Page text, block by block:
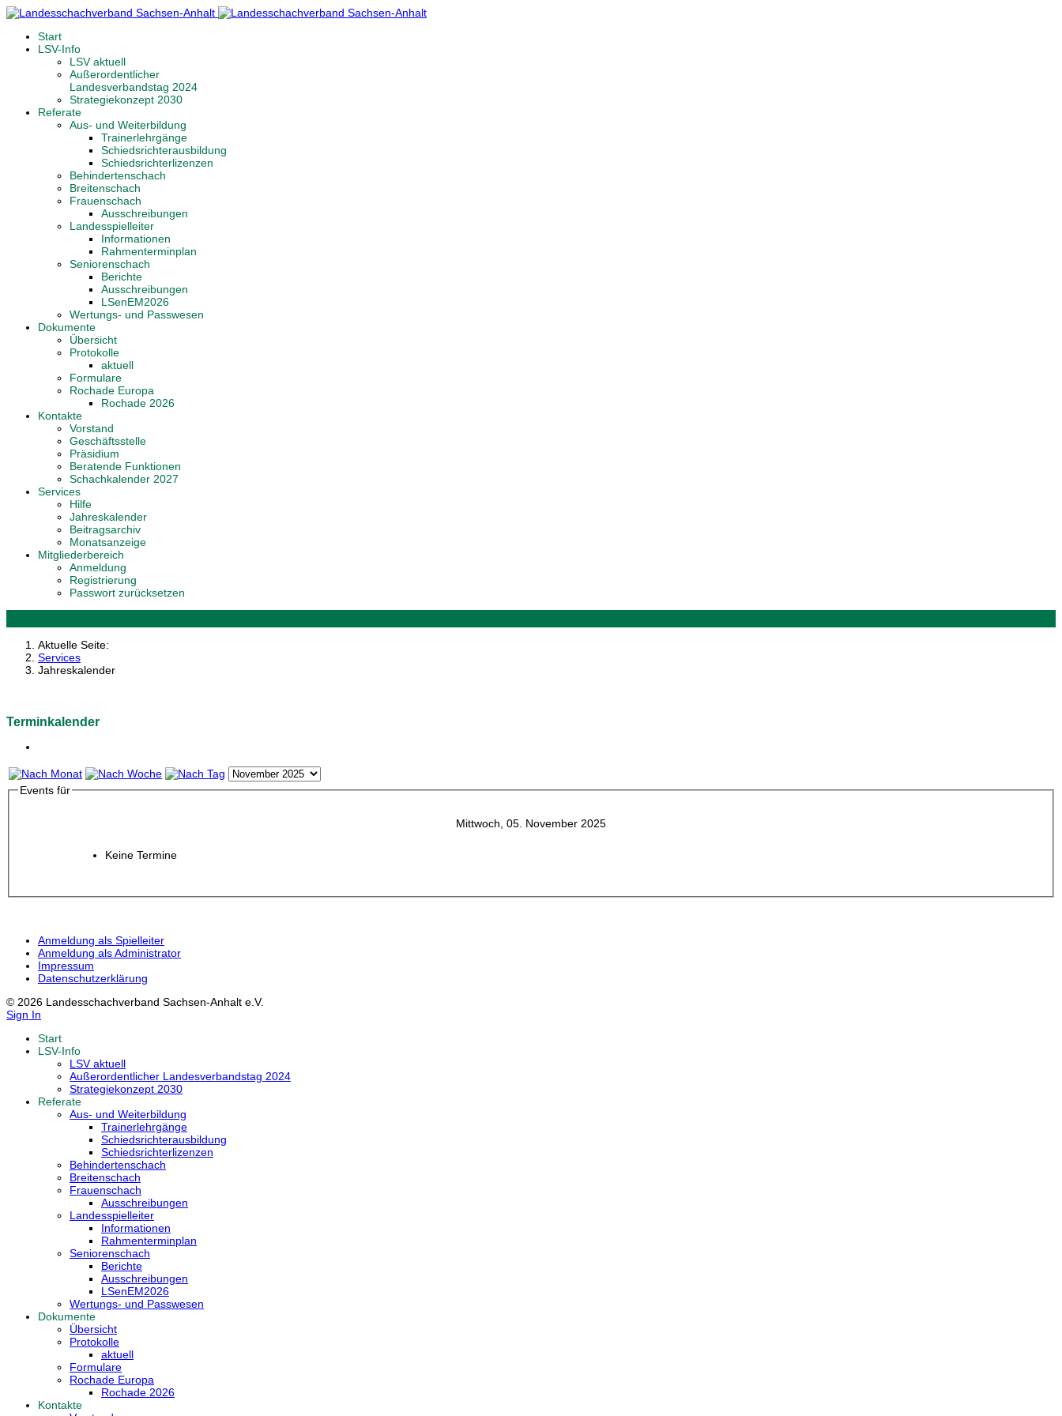
Start
LSV-Info
LSV aktuell
Außerordentlicher
Landesverbandstag 2024
Strategiekonzept 2030
Referate
Aus- und Weiterbildung
Trainerlehrgänge
Schiedsrichterausbildung
Schiedsrichterlizenzen
Behindertenschach
Breitenschach
Frauenschach
Ausschreibungen
Landesspielleiter
Informationen
Rahmenterminplan
Seniorenschach
Berichte
Ausschreibungen
LSenEM2026
Wertungs- und Passwesen
Dokumente
Übersicht
Protokolle
aktuell
Formulare
Rochade Europa
Rochade 2026
Kontakte
Vorstand
Geschäftsstelle
Präsidium
Beratende Funktionen
Schachkalender 2027
Services
Hilfe
Jahreskalender
Beitragsarchiv
Monatsanzeige
Mitgliederbereich
Anmeldung
Registrierung
Passwort zurücksetzen
Aktuelle Seite:
Services
Jahreskalender
Terminkalender
Events für
Mittwoch, 05. November 2025
Keine Termine
Anmeldung als Spielleiter
Anmeldung als Administrator
Impressum
Datenschutzerklärung
© 2026 Landesschachverband Sachsen-Anhalt e.V.
Sign In
Start
LSV-Info
LSV aktuell
Außerordentlicher Landesverbandstag 2024
Strategiekonzept 2030
Referate
Aus- und Weiterbildung
Trainerlehrgänge
Schiedsrichterausbildung
Schiedsrichterlizenzen
Behindertenschach
Breitenschach
Frauenschach
Ausschreibungen
Landesspielleiter
Informationen
Rahmenterminplan
Seniorenschach
Berichte
Ausschreibungen
LSenEM2026
Wertungs- und Passwesen
Dokumente
Übersicht
Protokolle
aktuell
Formulare
Rochade Europa
Rochade 2026
Kontakte